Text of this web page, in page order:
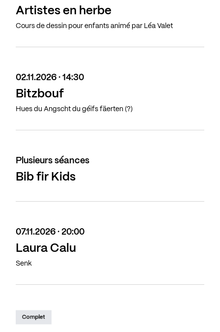
Artistes en herbe
Cours de dessin pour enfants animé par Léa Valet
02.11.2026 · 14:30
Bitzbouf
Hues du Angscht du géifs fäerten (?)
Plusieurs séances
Bib fir Kids
07.11.2026 · 20:00
Laura Calu
Senk
Complet